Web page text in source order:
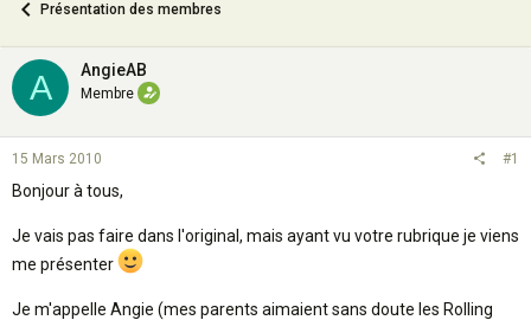
Présentation des membres
A AngieAB
Membre
15 Mars 2010 #1
Bonjour à tous,
Je vais pas faire dans l'original, mais ayant vu votre rubrique je viens
me présenter
Je m'appelle Angie (mes parents aimaient sans doute les Rolling